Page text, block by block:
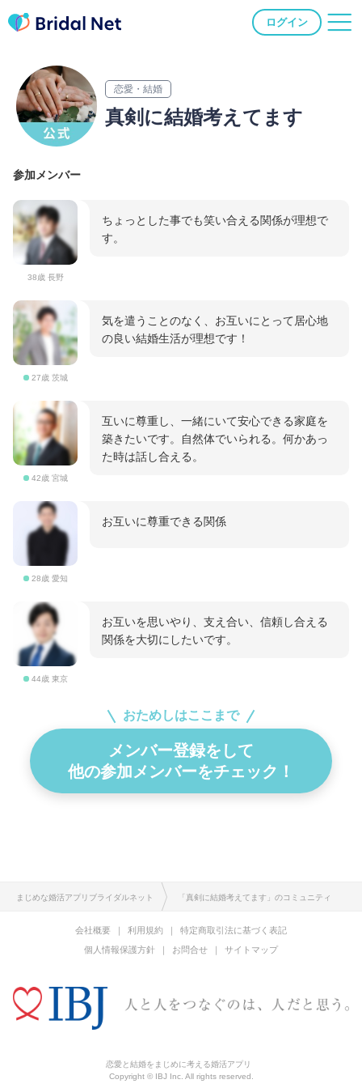
ログイン
恋愛・結婚
真剣に結婚考えてます
参加メンバー
38歳 長野
ちょっとした事でも笑い合える関係が理想で
す。
27歳 茨城
気を遣うことのなく、お互いにとって居心地
の良い結婚生活が理想です！
42歳 宮城
互いに尊重し、一緒にいて安心できる家庭を
築きたいです。自然体でいられる。何かあっ
た時は話し合える。
28歳 愛知
お互いに尊重できる関係
44歳 東京
お互いを思いやり、支え合い、信頼し合える
関係を大切にしたいです。
おためしはここまで
メンバー登録をして
他の参加メンバーをチェック！
まじめな婚活アプリブライダルネット 「真剣に結婚考えてます」のコミュニティ
会社概要 利用規約
特定商取引法に基づく表記
個人情報保護方針
お問合せ サイトマップ
恋愛と結婚をまじめに考える婚活アプリ
Copyright © IBJ Inc. All rights reserved.